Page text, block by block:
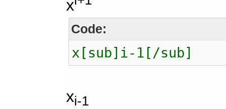
x
Code:
x[sub]i-1[/sub]
xi-1